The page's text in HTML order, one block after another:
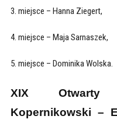
3. miejsce – Hanna Ziegert,
4. miejsce – Maja Sarnaszek,
5. miejsce – Dominika Wolska.
XIX Otwarty
Kopernikowski –